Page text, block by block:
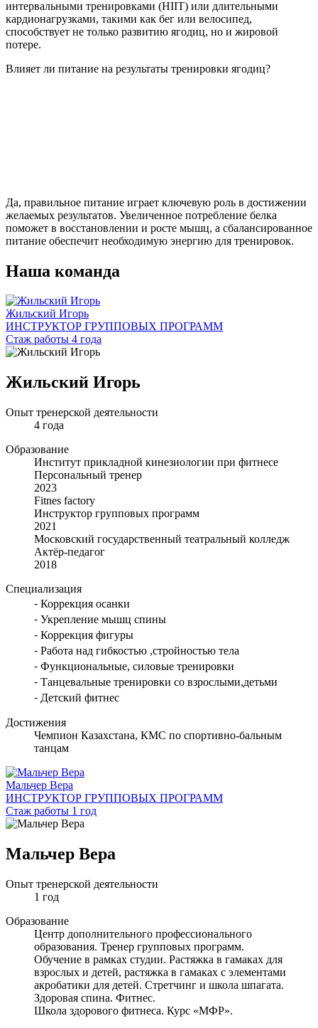
интервальными тренировками (HIIT) или длительными
кардионагрузками, такими как бег или велосипед,
способствует не только развитию ягодиц, но и жировой
потере.
Влияет ли питание на результаты тренировки ягодиц?
Да, правильное питание играет ключевую роль в достижении
желаемых результатов. Увеличенное потребление белка
поможет в восстановлении и росте мышц, а сбалансированное
питание обеспечит необходимую энергию для тренировок.
Наша команда
Жильский Игорь
ИНСТРУКТОР ГРУППОВЫХ ПРОГРАММ
Стаж работы 4 года
Жильский Игорь
Опыт тренерской деятельности
4 года
Образование
Институт прикладной кинезиологии при фитнесе
Персональный тренер
2023
Fitnes factory
Инструктор групповых программ
2021
Московский государственный театральный колледж
Актёр-педагог
2018
Специализация
⁃ Коррекция осанки
⁃ Укрепление мышц спины
⁃ Коррекция фигуры
⁃ Работа над гибкостью ,стройностью тела
⁃ Функциональные, силовые тренировки
⁃ Танцевальные тренировки со взрослыми,детьми
⁃ Детский фитнес
Достижения
Чемпион Казахстана, КМС по спортивно-бальным
танцам
Мальчер Вера
ИНСТРУКТОР ГРУППОВЫХ ПРОГРАММ
Стаж работы 1 год
Мальчер Вера
Опыт тренерской деятельности
1 год
Образование
Центр дополнительного профессионального
образования. Тренер групповых программ.
Обучение в рамках студии. Растяжка в гамаках для
взрослых и детей, растяжка в гамаках с элементами
акробатики для детей. Стретчинг и школа шпагата.
Здоровая спина. Фитнес.
Школа здорового фитнеса. Курс «МФР».